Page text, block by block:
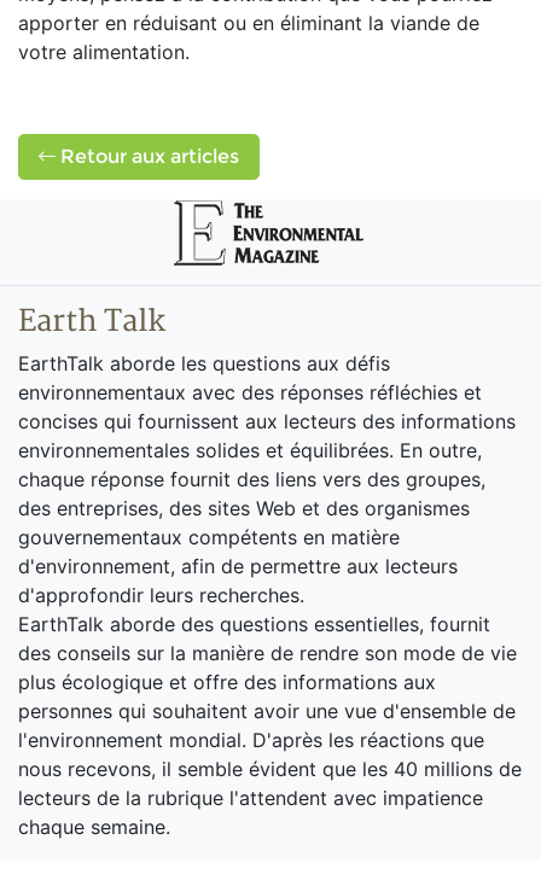
apporter en réduisant ou en éliminant la viande de
votre alimentation.
Retour aux articles
Earth Talk
EarthTalk aborde les questions aux défis
environnementaux avec des réponses réfléchies et
concises qui fournissent aux lecteurs des informations
environnementales solides et équilibrées. En outre,
chaque réponse fournit des liens vers des groupes,
des entreprises, des sites Web et des organismes
gouvernementaux compétents en matière
d'environnement, afin de permettre aux lecteurs
d'approfondir leurs recherches.
EarthTalk aborde des questions essentielles, fournit
des conseils sur la manière de rendre son mode de vie
plus écologique et offre des informations aux
personnes qui souhaitent avoir une vue d'ensemble de
l'environnement mondial. D'après les réactions que
nous recevons, il semble évident que les 40 millions de
lecteurs de la rubrique l'attendent avec impatience
chaque semaine.